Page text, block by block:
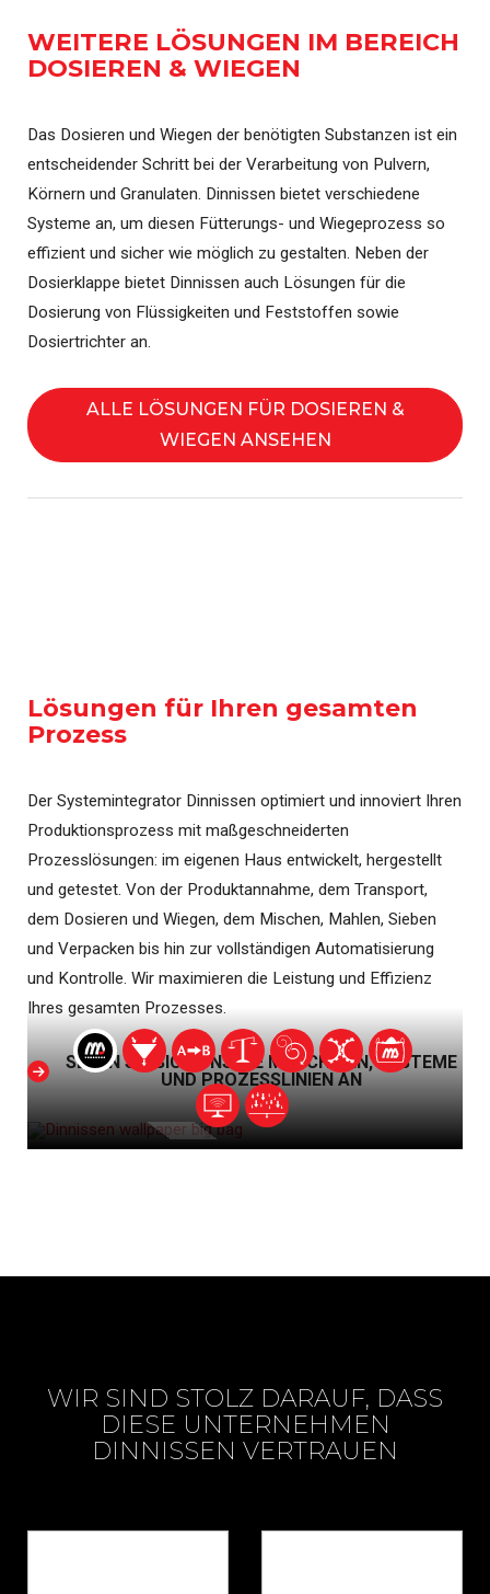
WEITERE LÖSUNGEN IM BEREICH
DOSIEREN & WIEGEN
Das Dosieren und Wiegen der benötigten Substanzen ist ein
entscheidender Schritt bei der Verarbeitung von Pulvern,
Körnern und Granulaten. Dinnissen bietet verschiedene
Systeme an, um diesen Fütterungs- und Wiegeprozess so
effizient und sicher wie möglich zu gestalten. Neben der
Dosierklappe bietet Dinnissen auch Lösungen für die
Dosierung von Flüssigkeiten und Feststoffen sowie
Dosiertrichter an.
ALLE LÖSUNGEN FÜR DOSIEREN &
WIEGEN ANSEHEN
Lösungen für Ihren gesamten
Prozess
Der Systemintegrator Dinnissen optimiert und innoviert Ihren
Produktionsprozess mit maßgeschneiderten
Prozesslösungen: im eigenen Haus entwickelt, hergestellt
und getestet. Von der Produktannahme, dem Transport,
dem Dosieren und Wiegen, dem Mischen, Mahlen, Sieben
und Verpacken bis hin zur vollständigen Automatisierung
und Kontrolle. Wir maximieren die Leistung und Effizienz
Ihres gesamten Prozesses.
SEHEN SIE SICH UNSERE MASCHINEN, SYSTEME
UND PROZESSLINIEN AN
WIR SIND STOLZ DARAUF, DASS
DIESE UNTERNEHMEN
DINNISSEN VERTRAUEN